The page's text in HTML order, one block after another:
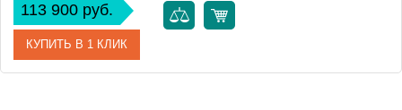
113 900 руб.
КУПИТЬ В 1 КЛИК